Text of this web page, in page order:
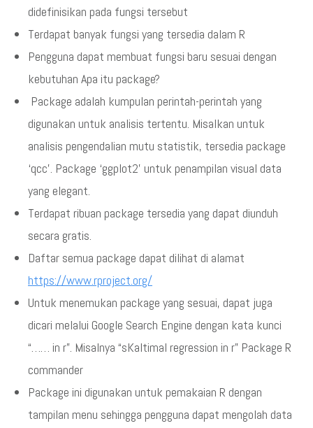
didefinisikan pada fungsi tersebut
Terdapat banyak fungsi yang tersedia dalam R
Pengguna dapat membuat fungsi baru sesuai dengan
kebutuhan Apa itu package?
Package adalah kumpulan perintah-perintah yang
digunakan untuk analisis tertentu. Misalkan untuk
analisis pengendalian mutu statistik, tersedia package
‘qcc’. Package ‘ggplot2’ untuk penampilan visual data
yang elegant.
Terdapat ribuan package tersedia yang dapat diunduh
secara gratis.
Daftar semua package dapat dilihat di alamat
https://www.rproject.org/
Untuk menemukan package yang sesuai, dapat juga
dicari melalui Google Search Engine dengan kata kunci
“…… in r”. Misalnya “sKaltimal regression in r” Package R
commander
Package ini digunakan untuk pemakaian R dengan
tampilan menu sehingga pengguna dapat mengolah data